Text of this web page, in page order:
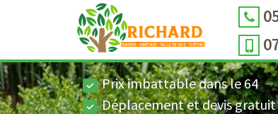
Prix imbattable dans le 64
Déplacement et devis gratuit